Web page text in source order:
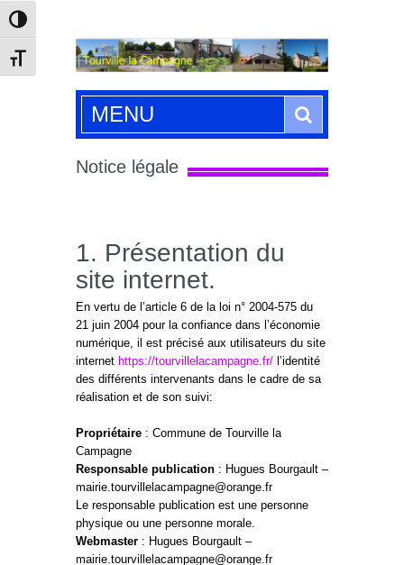
Passer en contraste élevé
Changer la taille de la police
MENU
Notice légale
1. Présentation du
site internet.
En vertu de l’article 6 de la loi n° 2004-575 du
21 juin 2004 pour la confiance dans l’économie
numérique, il est précisé aux utilisateurs du site
internet https://tourvillelacampagne.fr/ l’identité
des différents intervenants dans le cadre de sa
réalisation et de son suivi:
Propriétaire : Commune de Tourville la
Campagne
Responsable publication : Hugues Bourgault –
mairie.tourvillelacampagne@orange.fr
Le responsable publication est une personne
physique ou une personne morale.
Webmaster : Hugues Bourgault –
mairie.tourvillelacampagne@orange.fr